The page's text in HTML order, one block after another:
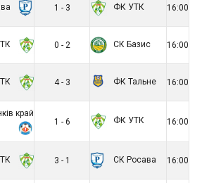
1 - 3 ФК УТК 16:00
0 - 2 СК Базис 16:00
4 - 3 ФК Тальне 16:00
край
1 - 6
ФК УТК 16:00
3 - 1 СК Росава 16:00